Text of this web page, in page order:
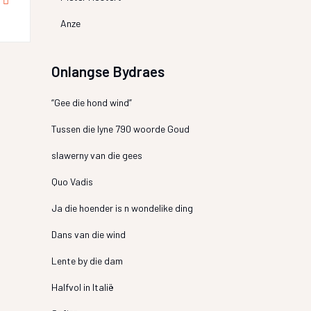
Anze
Onlangse Bydraes
“Gee die hond wind”
Tussen die lyne 790 woorde Goud
slawerny van die gees
Quo Vadis
Ja die hoender is n wondelike ding
Dans van die wind
Lente by die dam
Halfvol in Italië